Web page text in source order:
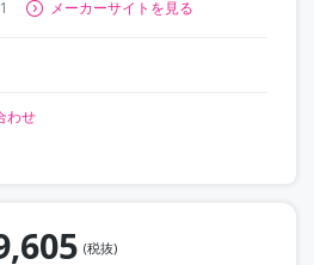
メーカーサイトを見る
わせ
(税抜)